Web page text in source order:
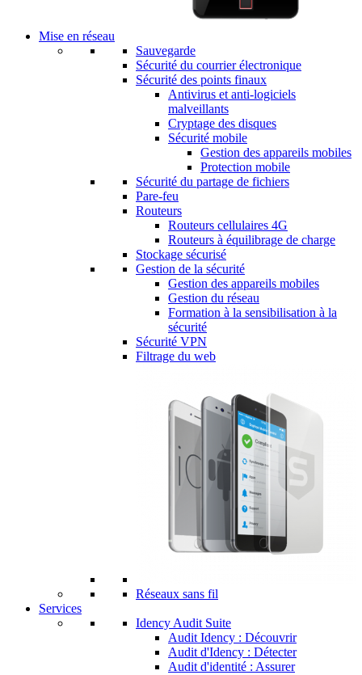
Mise en réseau
Sauvegarde
Sécurité du courrier électronique
Sécurité des points finaux
Antivirus et anti-logiciels
malveillants
Cryptage des disques
Sécurité mobile
Gestion des appareils mobiles
Protection mobile
Sécurité du partage de fichiers
Pare-feu
Routeurs
Routeurs cellulaires 4G
Routeurs à équilibrage de charge
Stockage sécurisé
Gestion de la sécurité
Gestion des appareils mobiles
Gestion du réseau
Formation à la sensibilisation à la
sécurité
Sécurité VPN
Filtrage du web
Réseaux sans fil
Services
Idency Audit Suite
Audit Idency : Découvrir
Audit d'Idency : Détecter
Audit d'identité : Assurer